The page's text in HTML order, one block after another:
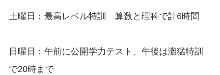
土曜日：最高レベル特訓 算数と理科で計6時間
日曜日：午前に公開学力テスト、午後は灘猛特訓
で20時まで